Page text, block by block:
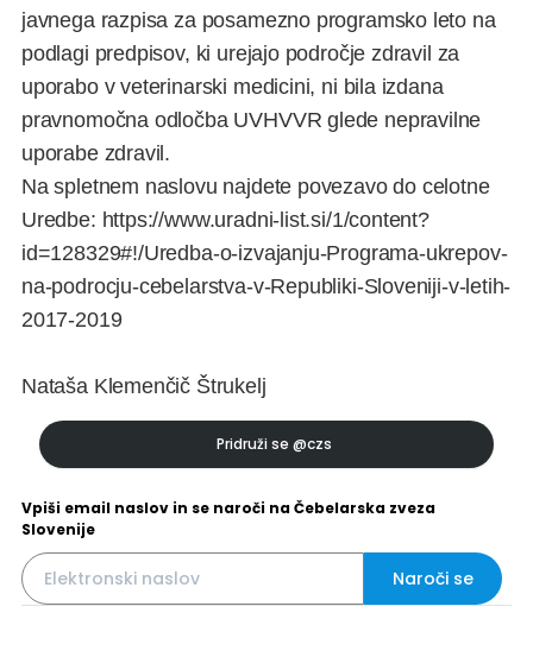
javnega razpisa za posamezno programsko leto na
podlagi predpisov, ki urejajo področje zdravil za
uporabo v veterinarski medicini, ni bila izdana
pravnomočna odločba UVHVVR glede nepravilne
uporabe zdravil.
Na spletnem naslovu najdete povezavo do celotne
Uredbe: https://www.uradni-list.si/1/content?
id=128329#!/Uredba-o-izvajanju-Programa-ukrepov-
na-podrocju-cebelarstva-v-Republiki-Sloveniji-v-letih-
2017-2019
Nataša Klemenčič Štrukelj
Pridruži se @czs
Vpiši email naslov in se naroči na Čebelarska zveza
Slovenije
Naroči se